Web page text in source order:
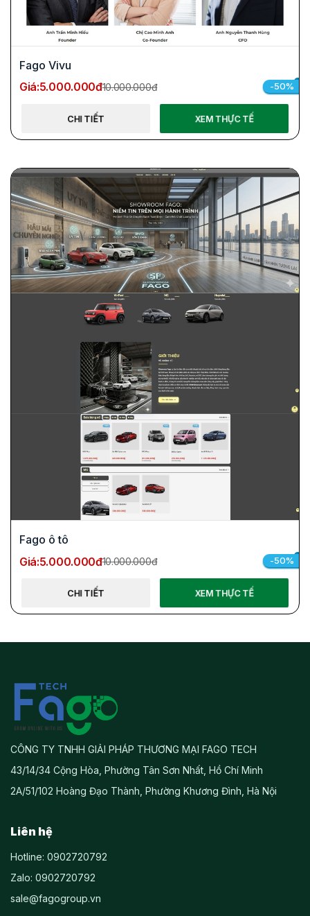
Fago Vivu
Giá:5.000.000đ10.000.000đ -50%
CHI TIẾT XEM THỰC TẾ
Fago ô tô
Giá:5.000.000đ10.000.000đ -50%
CHI TIẾT XEM THỰC TẾ
CÔNG TY TNHH GIẢI PHÁP THƯƠNG MẠI FAGO TECH
43/14/34 Cộng Hòa, Phường Tân Sơn Nhất, Hồ Chí Minh
2A/51/102 Hoàng Đạo Thành, Phường Khương Đình, Hà Nội
Liên hệ
Hotline: 0902720792
Zalo: 0902720792
sale@fagogroup.vn